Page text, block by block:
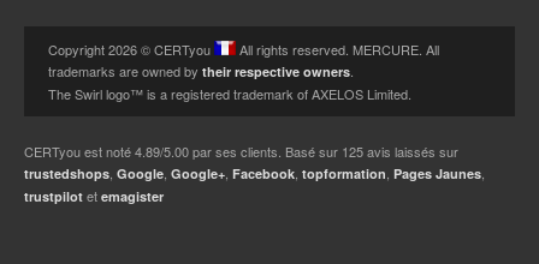
Copyright 2026 © CERTyou
All rights reserved. MERCURE. All
trademarks are owned by their respective owners.
The Swirl logo™ is a registered trademark of AXELOS Limited.
CERTyouest noté4.89/5.00par ses clients. Basé sur 125avis laissés sur
trustedshops, Google, Google+, Facebook, topformation, Pages Jaunes,
trustpilot et emagister